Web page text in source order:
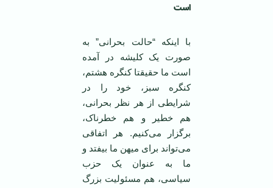
است
با اینکه “حالت بحرانی” به
صورت یک کلیشه در آمده
است ما حقیقتا کنگره هشتم،
کنگره سبز، خود را در
شرایطی از هر نظر بحرانی،
هم خطیر و هم خطرناک،
برگزار می‌کنیم. هر اتفاقی
می‌تواند برای میهن ما بیفتد و
ما به عنوان یک حزب
سیاسی، هم مسئولیت بزرگ